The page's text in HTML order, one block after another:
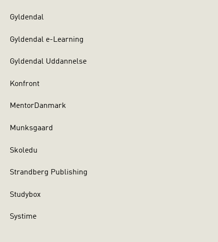
Gyldendal
Gyldendal e-Learning
Gyldendal Uddannelse
Konfront
MentorDanmark
Munksgaard
Skoledu
Strandberg Publishing
Studybox
Systime